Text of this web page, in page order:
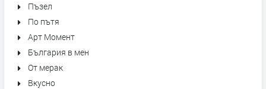
Пъзел
По пътя
Арт Момент
България в мен
От мерак
Вкусно